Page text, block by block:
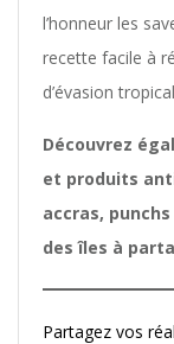
l’honneur les
recette facile à
d’évasion
Découvrez
et produits
accras,
des îles à
Partagez vos